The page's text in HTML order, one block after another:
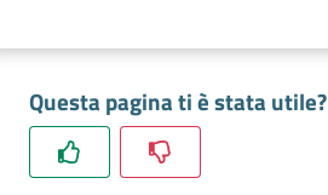
Chi
siamo
Questa pagina ti è stata utile?